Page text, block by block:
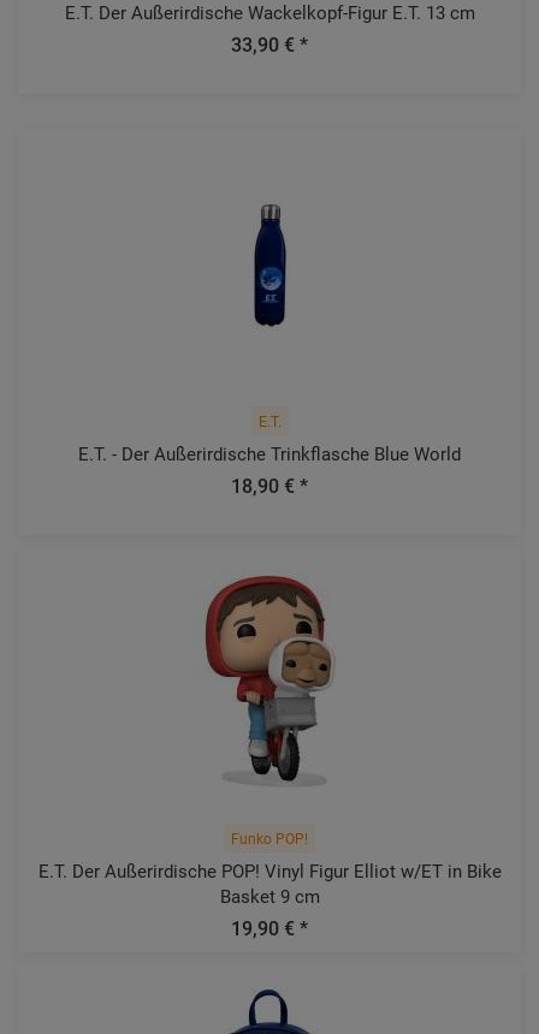
E.T. Der Außerirdische Wackelkopf-Figur E.T. 13 cm
33,90 € *
E.T.
E.T. - Der Außerirdische Trinkflasche Blue World
18,90 € *
Funko POP!
E.T. Der Außerirdische POP! Vinyl Figur Elliot w/ET in Bike
Basket 9 cm
19,90 € *